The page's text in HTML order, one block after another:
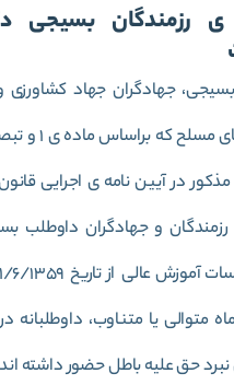
رزمندگان بسیجی
جهادگران جهاد کشاورزی
کل نیروهای
در آیین نامه ی اجرایی
رزمندگان و جهادگران داوطلب
6 ماه متوالی یا متناوب،
حق علیه باطل حضور داشته